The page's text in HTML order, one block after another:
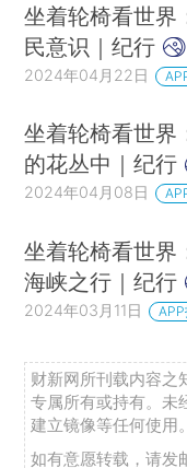
坐着轮椅看世界
民意识｜纪行
2024年04月22日
坐着轮椅看世界
的花丛中｜纪行
2024年04月08日
坐着轮椅看世界
海峡之行｜纪行
2024年03月11日
财新网所刊载内容之
专属所有或持有。未
建立镜像等任何使用。
如有意愿转载，请发